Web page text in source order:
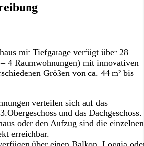
mit Tiefgarage verfügt über 28
4 Raumwohnungen) mit innovativen
Größen von ca. 44 m² bis
verteilen sich auf das
und das Dachgeschoss.
oder den Aufzug sind die einzelnen
erreichbar.